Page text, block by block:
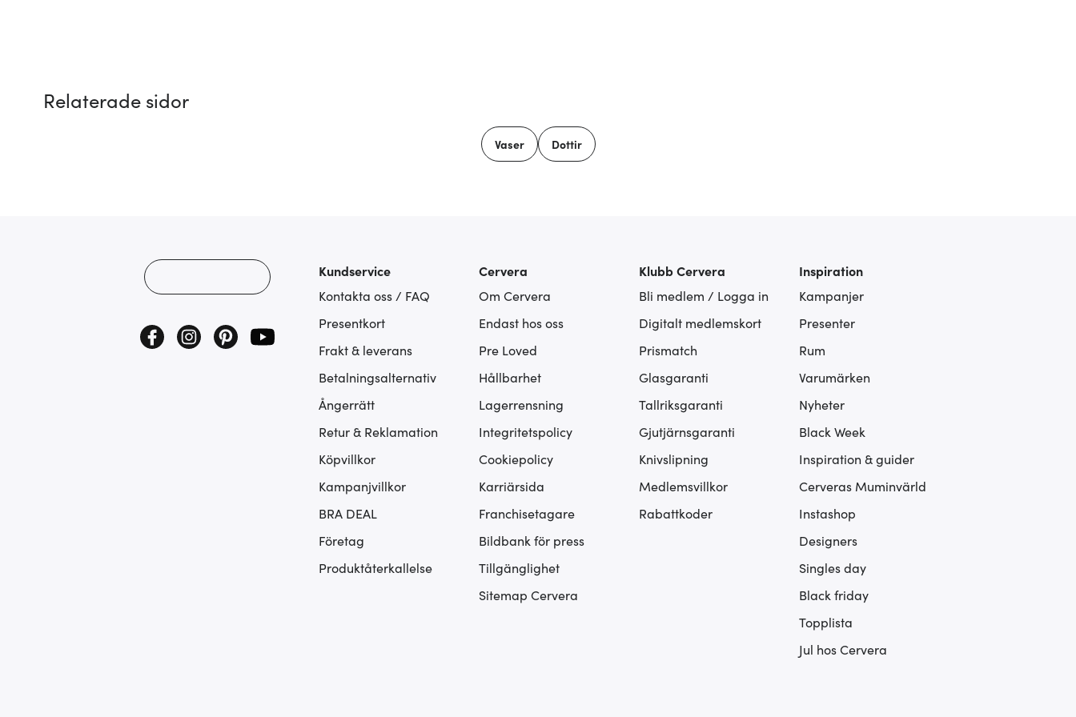
Relaterade sidor
Vaser Dottir
Kundservice
Kontakta oss / FAQ
Presentkort
Frakt & leverans
Betalningsalternativ
Ångerrätt
Retur & Reklamation
Köpvillkor
Kampanjvillkor
BRA DEAL
Företag
Produktåterkallelse
Cervera
Om Cervera
Endast hos oss
Pre Loved
Hållbarhet
Lagerrensning
Integritetspolicy
Cookiepolicy
Karriärsida
Franchisetagare
Bildbank för press
Tillgänglighet
Sitemap Cervera
Klubb Cervera
Bli medlem / Logga in
Digitalt medlemskort
Prismatch
Glasgaranti
Tallriksgaranti
Gjutjärnsgaranti
Knivslipning
Medlemsvillkor
Rabattkoder
Inspiration
Kampanjer
Presenter
Rum
Varumärken
Nyheter
Black Week
Inspiration & guider
Cerveras Muminvärld
Instashop
Designers
Singles day
Black friday
Topplista
Jul hos Cervera